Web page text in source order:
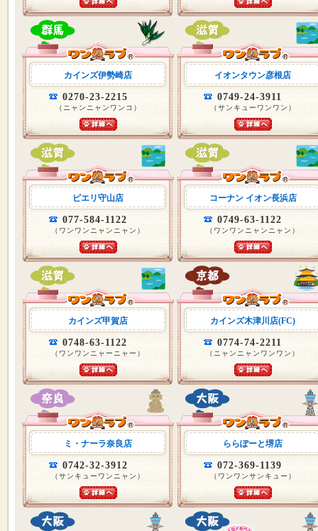
カインズ伊勢崎店
0270-23-2215
（ニャンニャンワンコ）
イオンタウン彦根店
0749-24-3911
（サンキューワンワン）
ピエリ守山店
077-584-1122
（ワンワンニャンニャン）
コーナン イオン長浜店
0749-63-1122
（ワンワンニャンニャン）
カインズ甲賀店
0748-63-1122
（ワンワンニャーニャー）
カインズ木津川店(FC)
0774-74-2211
（ニャンニャンワンワン）
ミ・ナーラ奈良店
0742-32-3912
（サンキューワンニャン）
ららぽーと堺店
072-369-1139
（ワンワンサンキュー）